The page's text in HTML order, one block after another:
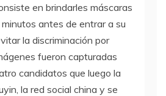
en brindarles máscaras
antes de entrar a su
la discriminación por
fueron capturadas
candidatos que luego la
la red social china y se